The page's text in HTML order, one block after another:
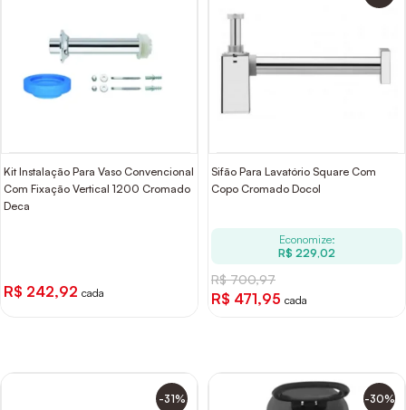
Kit Instalação Para Vaso Convencional
Com Fixação Vertical 1200 Cromado
Deca
R$ 242,92 cada
Sifão Para Lavatório Square Com
Copo Cromado Docol
Economize:
R$ 229,02
R$ 700,97
R$ 471,95 cada
-31% -30%